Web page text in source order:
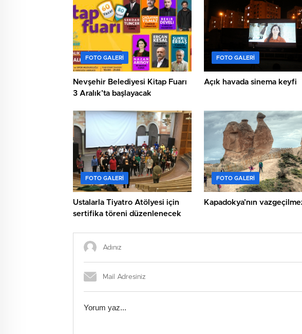
FOTO GALERI
Nevşehir Belediyesi Kitap Fuarı
3 Aralık’ta başlayacak
FOTO GALERI
Açık havada sinema keyfi
FOTO GALERI
Ustalarla Tiyatro Atölyesi için
sertifika töreni düzenlenecek
FOTO GALERI
Kapadokya’nın